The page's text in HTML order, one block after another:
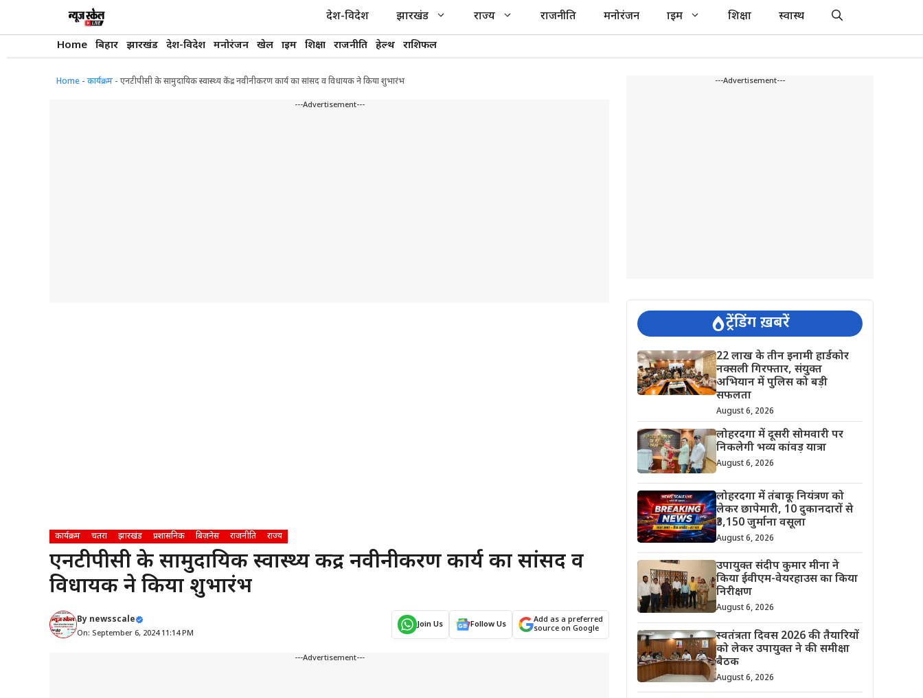
देश-विदेश झारखंड राज्य राजनीति मनोरंजन क्राइम शिक्षा स्वास्थ
Home बिहार झारखंड देश-विदेश मनोरंजन खेल क्राइम शिक्षा राजनीति हेल्थ राशिफल
Home - कार्यक्रम - एनटीपीसी के सामुदायिक स्वास्थ्य केंद्र नवीनीकरण कार्य का सांसद व विधायक ने किया शुभारंभ
---Advertisement---
कार्यक्रम चतरा झारखंड प्रशासनिक बिज़नेस राजनीति राज्य
एनटीपीसी के सामुदायिक स्वास्थ्य केंद्र नवीनीकरण कार्य का सांसद व
विधायक ने किया शुभारंभ
By newsscale
On: September 6, 2024 11:14 PM
Join Us Follow Us
Add as a preferred
source on Google
---Advertisement---
---Advertisement---
ट्रेंडिंग ख़बरें
22 लाख के तीन इनामी हार्डकोर
नक्सली गिरफ्तार, संयुक्त
अभियान में पुलिस को बड़ी
सफलता
August 6, 2026
लोहरदगा में दूसरी सोमवारी पर
निकलेगी भव्य कांवड़ यात्रा
August 6, 2026
लोहरदगा में तंबाकू नियंत्रण को
लेकर छापेमारी, 10 दुकानदारों से
₹3,150 जुर्माना वसूला
August 6, 2026
उपायुक्त संदीप कुमार मीना ने
किया ईवीएम-वेयरहाउस का किया
निरीक्षण
August 6, 2026
स्वतंत्रता दिवस 2026 की तैयारियों
को लेकर उपायुक्त ने की समीक्षा
बैठक
August 6, 2026